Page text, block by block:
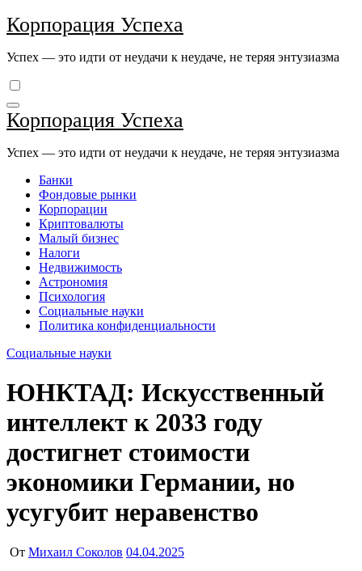
Перейти
к
Корпорация Успеха
Успех — это идти от неудачи к неудаче, не теряя энтузиазма
Корпорация Успеха
Успех — это идти от неудачи к неудаче, не теряя энтузиазма
Банки
Фондовые рынки
Корпорации
Криптовалюты
Малый бизнес
Налоги
Недвижимость
Астрономия
Психология
Социальные науки
Политика конфиденциальности
Социальные науки
ЮНКТАД: Искусственный
интеллект к 2033 году
достигнет стоимости
экономики Германии, но
усугубит неравенство
От Михаил Соколов 04.04.2025